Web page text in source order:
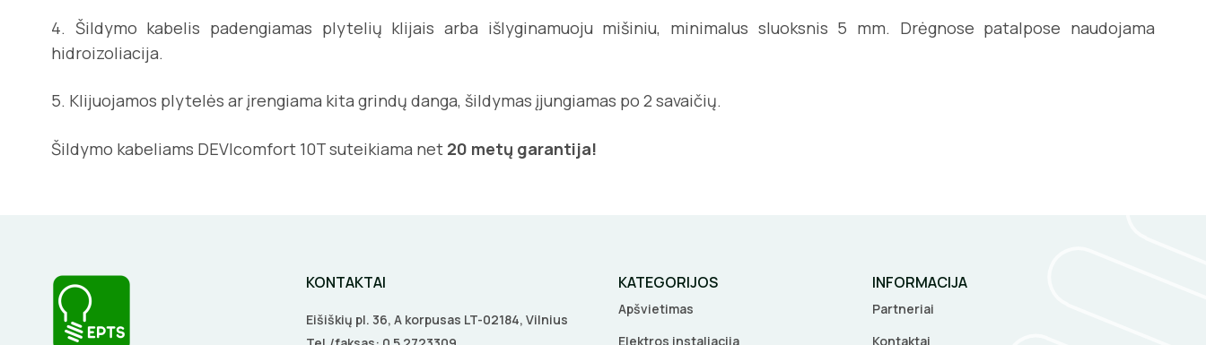
4. Šildymo kabelis padengiamas plytelių klijais arba išlyginamuoju mišiniu, minimalus sluoksnis 5 mm. Drėgnose patalpose naudojama
hidroizoliacija.
5. Klijuojamos plytelės ar įrengiama kita grindų danga, šildymas įjungiamas po 2 savaičių.
Šildymo kabeliams DEVIcomfort 10T suteikiama net 20 metų garantija!
KONTAKTAI
Eišiškių pl. 36, A korpusas LT-02184, Vilnius
KATEGORIJOS
Apšvietimas
Elektros instaliacija
INFORMACIJA
Partneriai
Kontaktai